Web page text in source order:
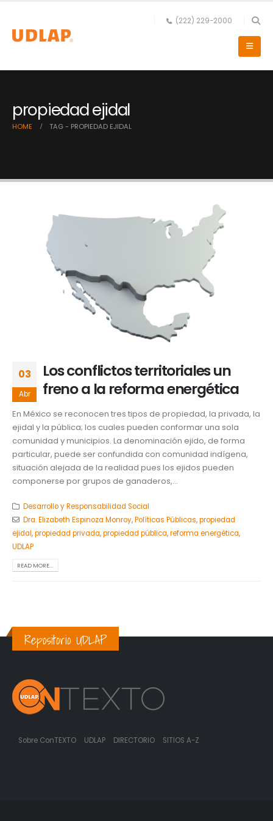
(222) 229-2000
propiedad ejidal
HOME TAG - PROPIEDAD EJIDAL
03
Abr
Los conflictos territoriales un
freno a la reforma energética
En México se reconocen tres tipos de propiedad, la privada, la
ejidal y la pública; los cuales pueden conformar una sola
comunidad y municipios. La denominación ejido, de forma
particular, puede ser confundida con comunidad indígena,
situación alejada de la realidad pues los ejidos pueden
componerse por grupos de ganaderos,...
Desarrollo y Responsabilidad Social
Dra. Elizabeth Espinoza Monroy,Políticas Públicas,propiedad
ejidal,propiedad privada,propiedad pública,reforma energética,
UDLAP
READ MORE...
Repositorio UDLAP
Sobre ConTEXTO UDLAP DIRECTORIO SITIOS A-Z